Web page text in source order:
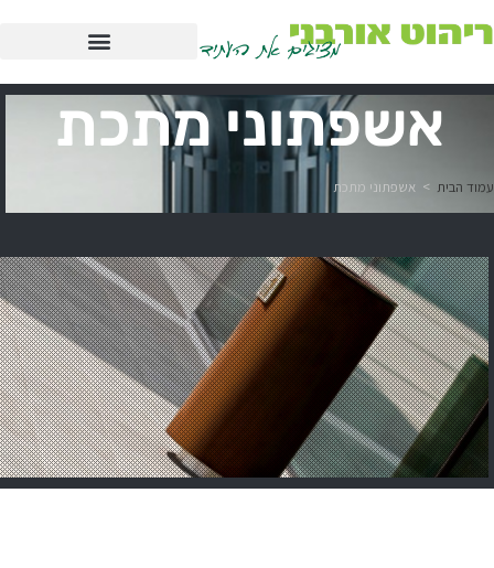
אשפתוני מתכת
עמוד הבית > אשפתוני מתכת